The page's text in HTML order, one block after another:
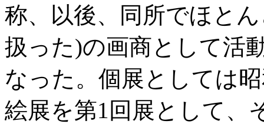
称、以後、同所でほと
扱った)の画商として活
なった。個展としては
絵展を第1回展として、